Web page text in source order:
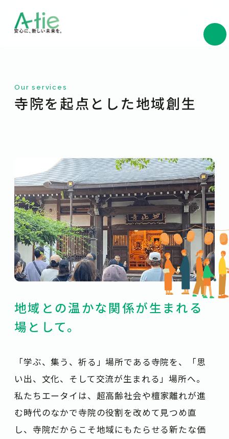
Our services
寺院を起点とした地域創生
地域との温かな関係が生まれる
場として。
「学ぶ、集う、祈る」場所である寺院を、「思
い出、文化、そして交流が生まれる」場所へ。
私たちエータイは、超高齢社会や檀家離れが進
む時代のなかで寺院の役割を改めて見つめ直
し、寺院だからこそ地域にもたらせる新たな価